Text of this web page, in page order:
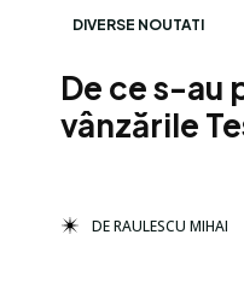
DIVERSE NOUTATI
De ce s-au
vânzările
DERAULESCU MIHAI